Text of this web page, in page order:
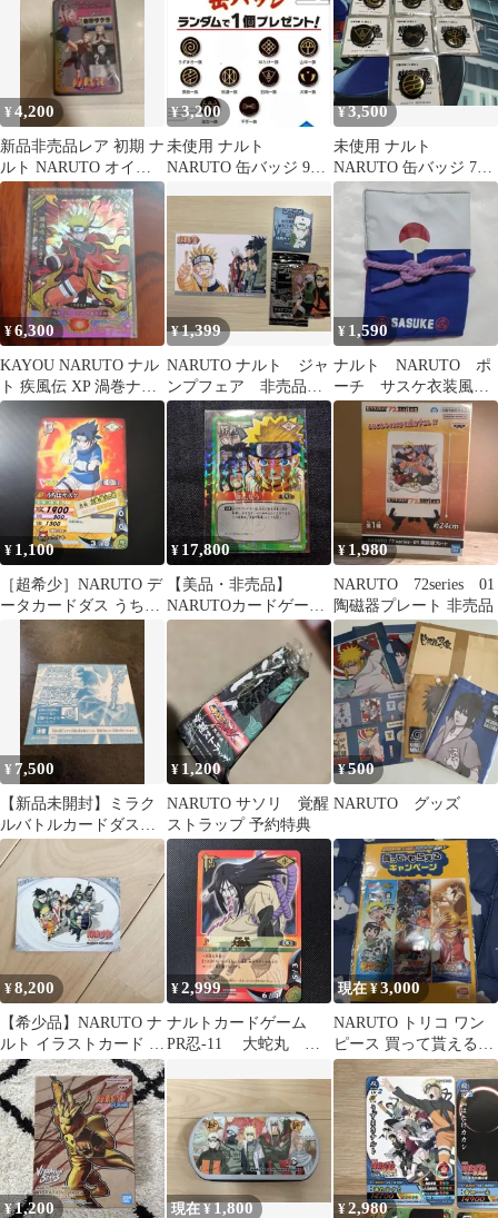
¥4,200
新品非売品レア 初期 ナ
ルト NARUTO オイル
ライター 春野サクラ
¥3,200
未使用 ナルト
NARUTO 缶バッジ 9種
¥3,500
未使用 ナルト
NARUTO 缶バッジ 7個
セット ノベルティ 非売
¥6,300
KAYOU NARUTO ナル
ト 疾風伝 XP 渦巻ナル
ト 仙人モード 非売品
¥1,399
NARUTO ナルト ジャ
ンプフェア 非売品セ
ット
¥ 1,590
ナルト NARUTO ポ
ーチ サスケ衣装風ケ
ース 激忍EX2 特典
非売品
¥ 1,100
［超希少］NARUTO デ
ータカードダス うちは
サスケ DNP-009 非売品
¥ 17,800
【美品・非売品】
NARUTOカードゲーム
強者、集う PR-9
¥ 1,980
NARUTO 72series 01
陶磁器プレート 非売品
¥ 7,500
【新品未開封】ミラク
ルバトルカードダス
NARUTO 疾風伝 サス
ケ
¥ 1,200
NARUTO サソリ 覚醒
ストラップ 予約特典
¥500
NARUTO グッズ
¥8,200
【希少品】NARUTO ナ
ルト イラストカード 岸
本斉史 当時物
¥2,999
ナルトカードゲーム
PR忍-11 大蛇丸 プ
現在 ¥3,000
NARUTO トリコ ワン
ピース 買って貰えるキ
ャンペーン 非売品
¥1,200 現在 ¥1,800 ¥2,980